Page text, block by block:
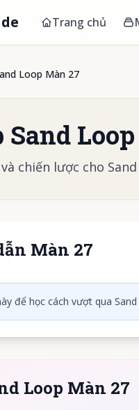
Trang chủ
Loop Màn 27
Sand
chiến lược cho
Màn 27
để học cách vượt qua
Loop Màn 27